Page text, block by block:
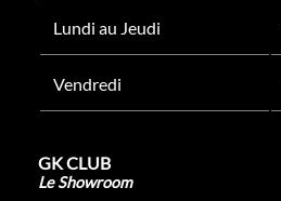
Lundi au Jeudi
Vendredi
GK CLUB
Le Showroom